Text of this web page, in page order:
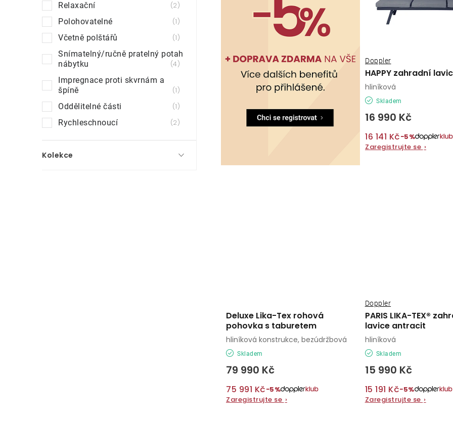
Relaxační
2
Polohovatelné
1
Včetně polštářů
1
Snímatelný/ručně pratelný potah
nábytku
4
Impregnace proti skvrnám a
špíně
1
Oddělitelné části
1
Rychleschnoucí
2
Kolekce
HAPPY zahradní
Doppler
Skladem
16 990 Kč
16 141 Kč−5%
Zaregistrujte se ›
hliníková
Deluxe Lika-Tex rohová
pohovka s taburetem
Skladem
79 990 Kč
75 991 Kč−5%
Zaregistrujte se ›
hliníková konstrukce, bezúdržbová
PARIS LIKA-TEX®
lavice antracit
Doppler
Skladem
15 990 Kč
15 191 Kč−5%
Zaregistrujte se ›
hliníková